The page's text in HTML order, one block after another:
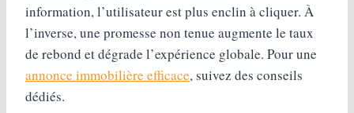
information, l’utilisateur est plus enclin à cliquer. À
l’inverse, une promesse non tenue augmente le taux
de rebond et dégrade l’expérience globale. Pour une
annonce immobilière efficace, suivez des conseils
dédiés.